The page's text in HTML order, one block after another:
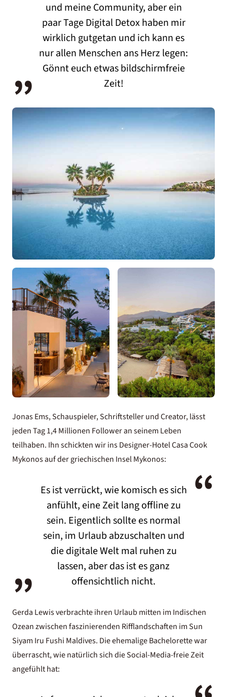
„
und meine Community, aber ein
paar Tage Digital Detox haben mir
wirklich gutgetan und ich kann es
nur allen Menschen ans Herz legen:
Gönnt euch etwas bildschirmfreie
Zeit!
Jonas Ems, Schauspieler, Schriftsteller und Creator, lässt
jeden Tag 1,4 Millionen Follower an seinem Leben
teilhaben. Ihn schickten wir ins Designer-HotelCasa Cook
Mykonosauf der griechischen Insel Mykonos:
„
Es ist verrückt, wie komisch es sich
anfühlt, eine Zeit lang offline zu
sein. Eigentlich sollte es normal
sein, im Urlaub abzuschalten und
die digitale Welt mal ruhen zu
lassen, aber das ist es ganz
offensichtlich nicht.
“
Gerda Lewis verbrachte ihren Urlaub mitten im Indischen
Ozean zwischen faszinierenden Rifflandschaften imSun
Siyam Iru Fushi Maldives. Die ehemalige Bachelorette war
überrascht, wie natürlich sich die Social-Media-freie Zeit
angefühlt hat: